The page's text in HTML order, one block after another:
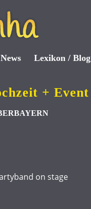
News Lexikon / Blog
+ Event